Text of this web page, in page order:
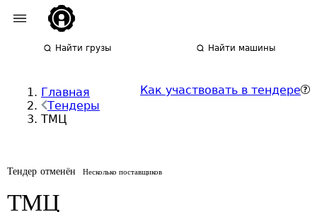
Найти грузы Найти машины
Главная
Тендеры
ТМЦ
Как участвовать в тендере
Тендер отменён Несколько поставщиков
ТМЦ